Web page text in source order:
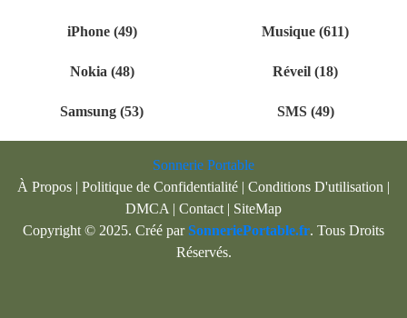
iPhone (49) Musique (611)
Nokia (48) Réveil (18)
Samsung (53) SMS (49)
Sonnerie Portable
À Propos | Politique de Confidentialité | Conditions D'utilisation |
DMCA | Contact | SiteMap
Copyright © 2025. Créé parSonneriePortable.fr. Tous Droits
Réservés.